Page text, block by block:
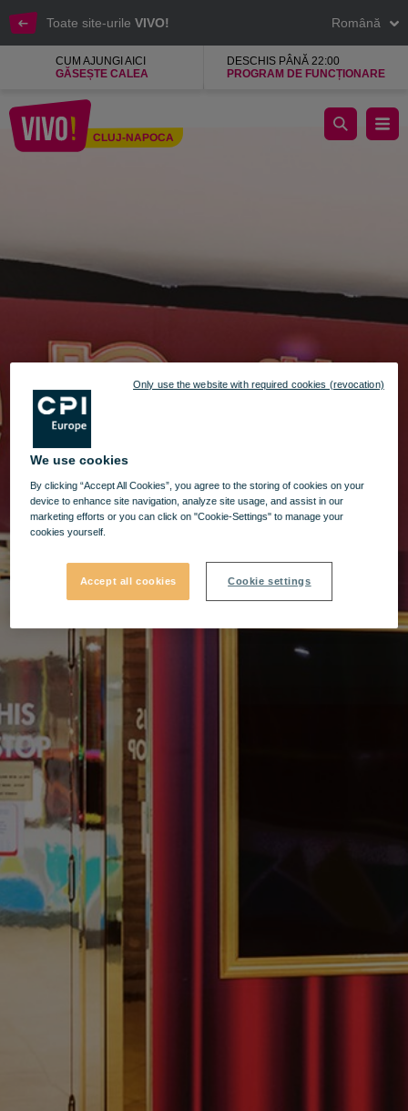
Toate site-urile VIVO! Română
CUM AJUNGI AICI
GĂSEȘTE CALEA
DESCHIS PÂNĂ 22:00
PROGRAM DE FUNCȚIONARE
CLUJ-NAPOCA
Seven, divertisment, relaxare si voie buna
We use cookies
By clicking “Accept All Cookies”, you agree to the storing of cookies on your
device to enhance site navigation, analyze site usage, and assist in our
marketing efforts or you can click on "Cookie-Settings" to manage your
cookies yourself.
Accept all cookies Cookie settings
Only use the website with required cookies (revocation)